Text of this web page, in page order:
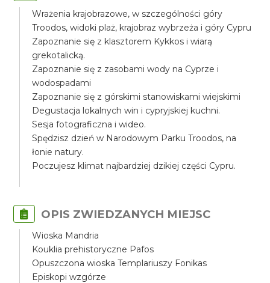
Wrażenia krajobrazowe, w szczególności góry
Troodos, widoki plaż, krajobraz wybrzeża i góry Cypru
Zapoznanie się z klasztorem Kykkos i wiarą
grekotalicką.
Zapoznanie się z zasobami wody na Cyprze i
wodospadami
Zapoznanie się z górskimi stanowiskami wiejskimi
Degustacja lokalnych win i cypryjskiej kuchni.
Sesja fotograficzna i wideo.
Spędzisz dzień w Narodowym Parku Troodos, na
łonie natury.
Poczujesz klimat najbardziej dzikiej części Cypru.
OPIS ZWIEDZANYCH MIEJSC
Wioska Mandria
Kouklia prehistoryczne Pafos
Opuszczona wioska Templariuszy Fonikas
Episkopi wzgórze